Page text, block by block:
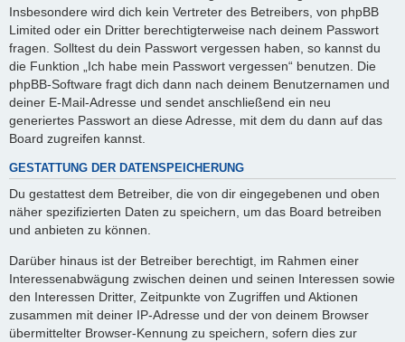
Insbesondere wird dich kein Vertreter des Betreibers, von phpBB
Limited oder ein Dritter berechtigterweise nach deinem Passwort
fragen. Solltest du dein Passwort vergessen haben, so kannst du
die Funktion „Ich habe mein Passwort vergessen“ benutzen. Die
phpBB-Software fragt dich dann nach deinem Benutzernamen und
deiner E-Mail-Adresse und sendet anschließend ein neu
generiertes Passwort an diese Adresse, mit dem du dann auf das
Board zugreifen kannst.
GESTATTUNG DER DATENSPEICHERUNG
Du gestattest dem Betreiber, die von dir eingegebenen und oben
näher spezifizierten Daten zu speichern, um das Board betreiben
und anbieten zu können.
Darüber hinaus ist der Betreiber berechtigt, im Rahmen einer
Interessenabwägung zwischen deinen und seinen Interessen sowie
den Interessen Dritter, Zeitpunkte von Zugriffen und Aktionen
zusammen mit deiner IP-Adresse und der von deinem Browser
übermittelter Browser-Kennung zu speichern, sofern dies zur